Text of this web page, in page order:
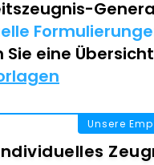
eine
Unsere